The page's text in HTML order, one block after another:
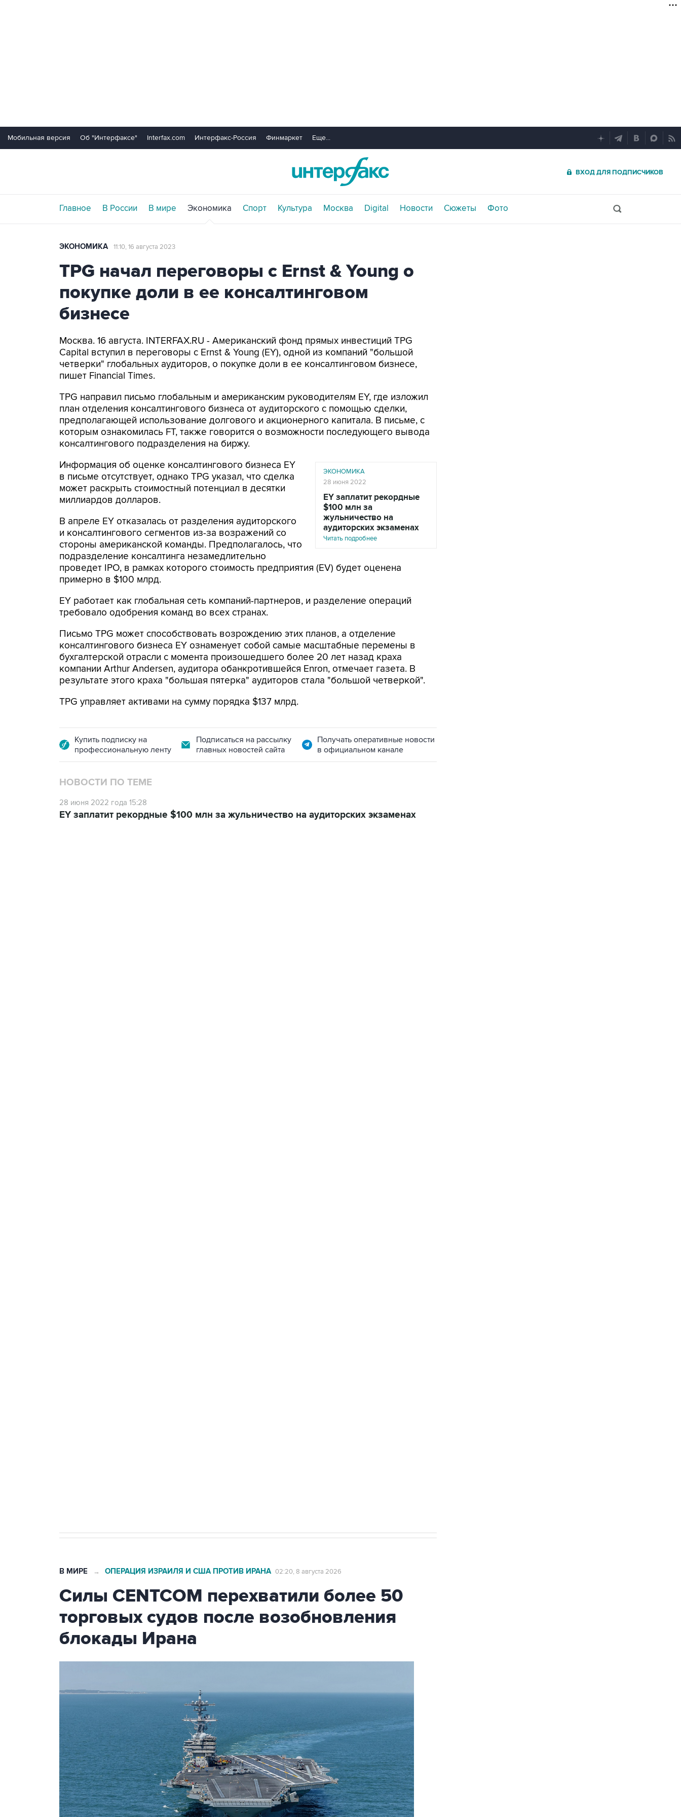
Мобильная версия Об "Интерфаксе" Interfax.com Интерфакс-Россия Финмаркет Еще...
ВХОД ДЛЯ ПОДПИСЧИКОВ
Главное В России В мире Экономика Спорт Культура Москва Digital Новости Сюжеты Фото
ЭКОНОМИКА 11:10, 16 августа 2023
TPG начал переговоры с Ernst & Young о
покупке доли в ее консалтинговом
бизнесе
Москва. 16 августа. INTERFAX.RU - Американский фонд прямых инвестиций TPG
Capital вступил в переговоры с Ernst & Young (EY), одной из компаний "большой
четверки" глобальных аудиторов, о покупке доли в ее консалтинговом бизнесе,
пишет Financial Times.
TPG направил письмо глобальным и американским руководителям EY, где изложил
план отделения консалтингового бизнеса от аудиторского с помощью сделки,
предполагающей использование долгового и акционерного капитала. В письме, с
которым ознакомилась FT, также говорится о возможности последующего вывода
консалтингового подразделения на биржу.
ЭКОНОМИКА
28 июня 2022
EY заплатит рекордные
$100 млн за
жульничество на
аудиторских экзаменах
Читать подробнее
Информация об оценке консалтингового бизнеса EY
в письме отсутствует, однако TPG указал, что сделка
может раскрыть стоимостный потенциал в десятки
миллиардов долларов.
В апреле EY отказалась от разделения аудиторского
и консалтингового сегментов из-за возражений со
стороны американской команды. Предполагалось, что
подразделение консалтинга незамедлительно
проведет IPO, в рамках которого стоимость предприятия (EV) будет оценена
примерно в $100 млрд.
EY работает как глобальная сеть компаний-партнеров, и разделение операций
требовало одобрения команд во всех странах.
Письмо TPG может способствовать возрождению этих планов, а отделение
консалтингового бизнеса EY ознаменует собой самые масштабные перемены в
бухгалтерской отрасли с момента произошедшего более 20 лет назад краха
компании Arthur Andersen, аудитора обанкротившейся Enron, отмечает газета. В
результате этого краха "большая пятерка" аудиторов стала "большой четверкой".
TPG управляет активами на сумму порядка $137 млрд.
Купить подписку на
профессиональную ленту
Подписаться на рассылку
главных новостей сайта
Получать оперативные новости
в официальном канале
НОВОСТИ ПО ТЕМЕ
28 июня 2022 года 15:28
EY заплатит рекордные $100 млн за жульничество на аудиторских экзаменах
В МИРЕ → ОПЕРАЦИЯ ИЗРАИЛЯ И США ПРОТИВ ИРАНА 02:20, 8 августа 2026
Силы CENTCOM перехватили более 50
торговых судов после возобновления
блокады Ирана